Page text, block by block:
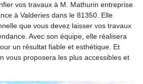
vos travaux à M. Mathurin entreprise
à Valderies dans le 81350. Elle
que vous devez laisser vos travaux
Avec son équipe, elle réalisera
un résultat fiable et esthétique. Et
vous proposera les plus accessibles et